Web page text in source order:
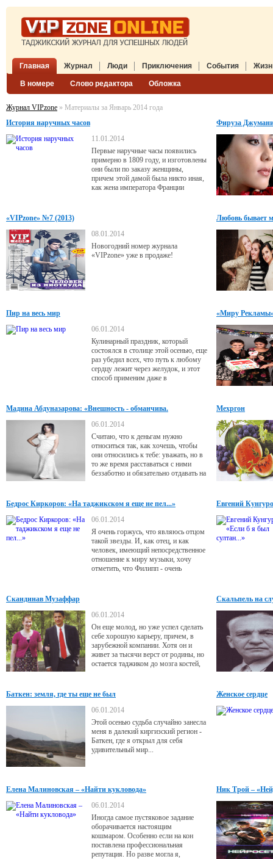
Главная Журнал
В номере Слово редактора Обложка
Люди Приключения События
Журнал VIPzone » Материалы за Январь 2014 года
История наручных часов
11.01.2014
Первые наручные часы появились
примерно в 1809 году, и изготовлены
они были по заказу женщины,
причем этой дамой была никто иная,
как жена императора Франции
августе Амелии Люксембургской.
Фируза
«VIPzone» №7 (2013)
08.01.2014
Новогодний номер журнала
«VIPzone» уже в продаже!
Любовь бывает
Пир на весь мир
06.01.2014
Кулинарный праздник, который
состоялся в столице этой осенью, еще
раз убедил всех, что путь к любому
сердцу лежит через желудок, и этот
способ применим даже в
«Миру
Мадина Абдуназарова: «Внешность - обманчива.
06.01.2014
Считаю, что к деньгам нужно
относиться так, как хочешь, чтобы
они относились к тебе: уважать, но в
то же время расставаться с ними
беззаботно и обязательно отдавать на
сожалению, есть девушки, готовые
пожертвовать многим ради них,
«продавая» свою молодость и сердце
нелюбимым, но при этом богатым
мужчинам. Никогда не понимала
Мехргон
Бедрос Киркоров: «На таджикском я еще не пел...»
06.01.2014
Я очень горжусь, что являюсь отцом
такой звезды. И, как отец, и как
человек, имеющий непосредственное
отношение к миру музыки, хочу
отметить, что Филипп - очень
трудолюбию и старанию, сын
окончил школу с золотой медалью.
Евгений
Скандинав Музаффар
06.01.2014
Он еще молод, но уже успел сделать
себе хорошую карьеру, причем, в
зарубежной компании. Хотя он и
живет за тысячи верст от родины, но
остается таджиком до мозга костей,
Скальпель на
Баткен: земля, где ты еще не был
06.01.2014
Этой осенью судьба случайно занесла
меня в далекий киргизский регион -
Баткен, где я открыл для себя
удивительный мир...
Женское сердце
Елена Малиновская – «Найти кукловода»
06.01.2014
Иногда самое пустяковое задание
оборачивается настоящим
кошмаром. Особенно если на кон
поставлена профессиональная
репутация. Но разве могла я,
Ник Трой –